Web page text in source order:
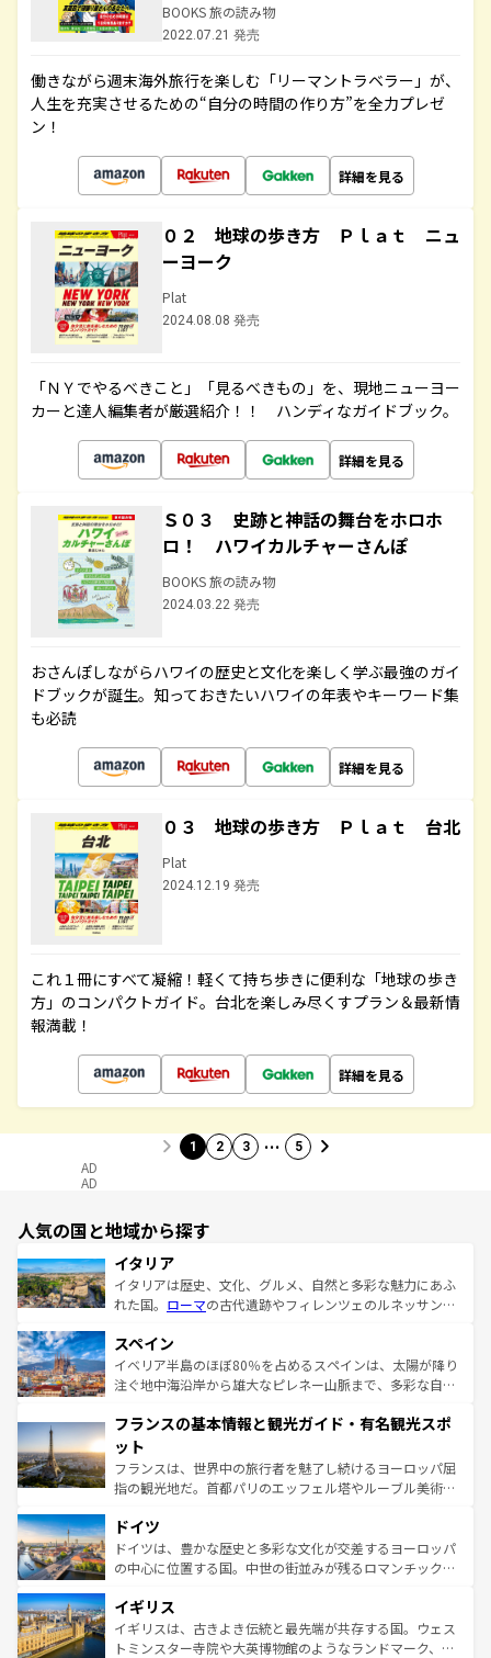
BOOKS 旅の読み物
2022.07.21 発売
働きながら週末海外旅行を楽しむ「リーマントラベラー」が、
人生を充実させるための“自分の時間の作り方”を全力プレゼ
ン！
詳細を見る
０２ 地球の歩き方 Ｐｌａｔ ニュ
ーヨーク
Plat
2024.08.08 発売
「ＮＹでやるべきこと」「見るべきもの」を、現地ニューヨー
カーと達人編集者が厳選紹介！！ ハンディなガイドブック。
詳細を見る
Ｓ０３ 史跡と神話の舞台をホロホ
ロ！ ハワイカルチャーさんぽ
BOOKS 旅の読み物
2024.03.22 発売
おさんぽしながらハワイの歴史と文化を楽しく学ぶ最強のガイ
ドブックが誕生。知っておきたいハワイの年表やキーワード集
も必読
詳細を見る
０３ 地球の歩き方 Ｐｌａｔ 台北
Plat
2024.12.19 発売
これ１冊にすべて凝縮！軽くて持ち歩きに便利な「地球の歩き
方」のコンパクトガイド。台北を楽しみ尽くすプラン＆最新情
報満載！
詳細を見る
1 2 3 … 5
AD
AD
人気の国と地域から探す
イタリア
イタリアは歴史、文化、グルメ、自然と多彩な魅力にあふ
れた国。 ローマの古代遺跡やフィレンツェのルネッサンス
ろん、トスカーナの美しい田園風景やアマルフィ海岸の絶
景など、自然景観も見逃せない。観光の合間には、本場の
ピザやパスタなど、絶品のイタリア料理を堪能することも
ませてくれるイタリアで、忘れられない旅をしてみよう！
なお、新着のイタリア情報は
しい。
スペイン
イベリア半島のほぼ80％を占めるスペインは、太陽が降り
注ぐ地中海沿岸から雄大なピレネー山脈まで、多彩な自然
文化が根付くこの国では、情熱的なフラメンコ、熱気あふ
れる闘牛、そして美味しいタパスが生活の一部となってい
る。首都マドリードの洗練された雰囲気や、バルセロナの
アートに溢れた街角から、地方では古代ローマ遺跡や中世
せる。地方によって風土や気候が異なるスペインはその個
性で訪れる人を魅了する。 なお、新着のスペイン情報は コ
ンテンツ一覧を参照してほしい。
フランスの基本情報と観光ガイド・有名観光スポ
ット
フランスは、世界中の旅行者を魅了し続けるヨーロッパ屈
指の観光地だ。首都パリのエッフェル塔やルーブル美術館
で、幅広い魅力が詰まっている。華麗な宮殿、歴史的な大
聖堂、美しいビーチ、そして豊かな自然が、訪れる者を心
から魅了する。また、フランスは美食の国としても知ら
いる。シャンパンの発祥地であるランス、プロヴァンスの
香り高いラベンダー畑など、多彩な楽しみ方が可能だ。さ
らに、パリ以外の地域にも魅力が溢れており、どの街角に
ドイツ
ドイツは、豊かな歴史と多彩な文化が交差するヨーロッパ
の中心に位置する国。中世の街並みが残るロマンチック街
顔を持つこの国は、どこを歩いても飽きることがない。ベ
ルリンの文化的活気、バイエルン州のアルプスの絶景、そ
してライン川沿いのワイン畑といった風景は必見。ビール
イギリス
イギリスは、古きよき伝統と最先端が共存する国。ウェス
トミンスター寺院や大英博物館のようなランドマーク、歴